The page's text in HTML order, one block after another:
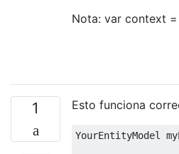
Nota: var context
1 Esto funciona
YourEntityModel